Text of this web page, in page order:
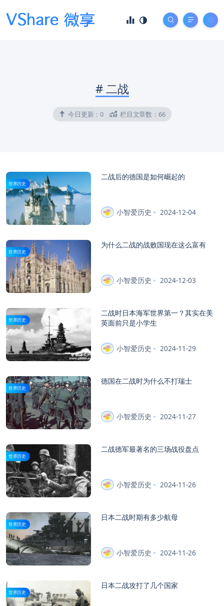
#二战
今日更新： 0 栏目文章数： 66
世界历史
二战后的德国是如何崛起的
小智爱历史 2024-12-04
世界历史
为什么二战的战败国现在这么富有
小智爱历史 2024-12-03
世界历史
二战时日本海军世界第一？其实在美
英面前只是小学生
小智爱历史 2024-11-29
世界历史
德国在二战时为什么不打瑞士
小智爱历史 2024-11-27
世界历史
二战德军最著名的三场战役盘点
小智爱历史 2024-11-26
世界历史
日本二战时期有多少航母
小智爱历史 2024-11-26
世界历史
日本二战攻打了几个国家